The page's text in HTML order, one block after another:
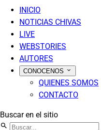
INICIO
NOTICIAS CHIVAS
LIVE
WEBSTORIES
AUTORES
CONOCENOS
QUIENES SOMOS
CONTACTO
Buscar en el sitio